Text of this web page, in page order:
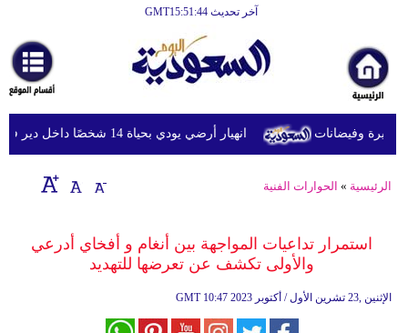
آخر تحديث GMT15:51:44
أخبارعاجلة
رياضة
ثقافة
إقتصاد
وموسيقى
انهيار أرضي يودي بحياة 14 شخصًا داخل دير في إثيوبيا وفيضانات
الرئيسية » الحوارات الفنية
استمرار تداعيات المواجهة بين أنغام و أفخاي أدرعي
والأولى تكشف عن تعرضها للتهديد
GMT 10:47 2023 الإثنين ,23 تشرين الأول / أكتوبر